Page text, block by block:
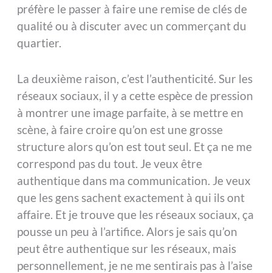
préfère le passer à faire une remise de clés de
qualité ou à discuter avec un commerçant du
quartier.
La deuxième raison, c’est l’authenticité. Sur les
réseaux sociaux, il y a cette espèce de pression
à montrer une image parfaite, à se mettre en
scène, à faire croire qu’on est une grosse
structure alors qu’on est tout seul. Et ça ne me
correspond pas du tout. Je veux être
authentique dans ma communication. Je veux
que les gens sachent exactement à qui ils ont
affaire. Et je trouve que les réseaux sociaux, ça
pousse un peu à l’artifice. Alors je sais qu’on
peut être authentique sur les réseaux, mais
personnellement, je ne me sentirais pas à l’aise